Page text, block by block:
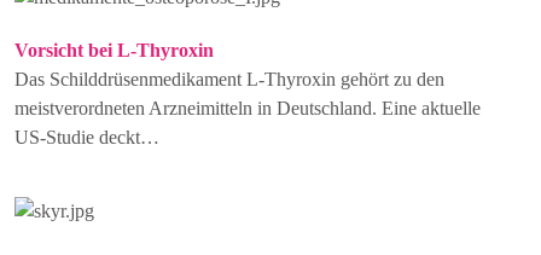
Vorsicht bei L-Thyroxin
Das Schilddrüsenmedikament L-Thyroxin gehört zu den
meistverordneten Arzneimitteln in Deutschland. Eine aktuelle
US-Studie deckt…